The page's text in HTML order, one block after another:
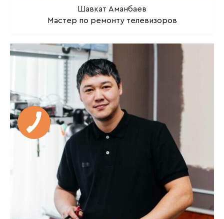
Шавкат Аманбаев
Мастер по ремонту телевизоров